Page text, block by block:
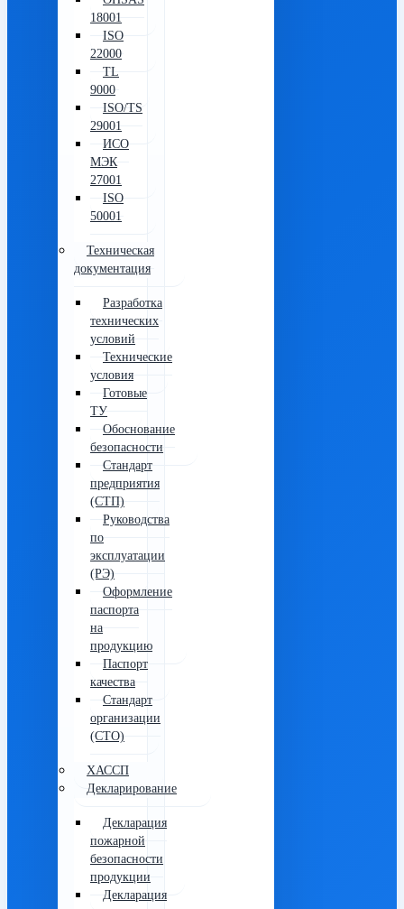
18001
ISO
22000
TL
9000
ISO/TS
29001
ИСО
МЭК
27001
ISO
50001
Техническая
документация
Разработка
технических
условий
Технические
условия
Готовые
ТУ
Обоснование
безопасности
Стандарт
предприятия
(СТП)
Руководства
по
эксплуатации
(РЭ)
Оформление
паспорта
на
продукцию
Паспорт
качества
Стандарт
организации
(СТО)
ХАССП
Декларирование
Декларация
пожарной
безопасности
продукции
Декларация